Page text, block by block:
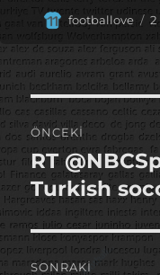
Yazar
footballove 2
Yazı
gezinmesi
ÖNCEKI
Önceki
yazı:
RT
Turkish
SONRAKI